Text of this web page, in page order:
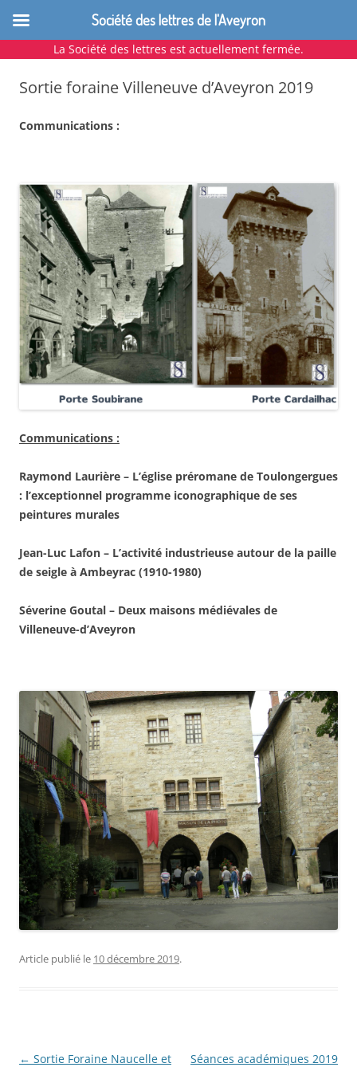
La Société des lettres est actuellement fermée.
Aller
contenu
Sortie foraine Villeneuve d’Aveyron 2019
Communications :
Communications :
Raymond Laurière – L’église préromane de Toulongergues
: l’exceptionnel programme iconographique de ses
peintures murales
Jean-Luc Lafon – L’activité industrieuse autour de la paille
de seigle à Ambeyrac (1910-1980)
Séverine Goutal – Deux maisons médiévales de
Villeneuve-d’Aveyron
Article publié le 10 décembre 2019.
Navigation
← Sortie Foraine Naucelle et Séances académiques 2019
Société des lettres de l'Aveyron